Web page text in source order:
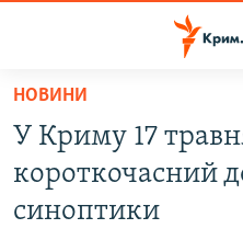
Перейти
основного
матеріалу
Перейти
до
ВОДА.КРИМ
ВІДЕО ТА ФОТО
НОВИНИ
У Криму 17
короткочасний
синоптики